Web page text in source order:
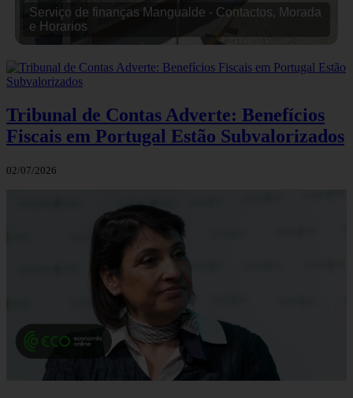
Serviço de finanças Mangualde - Contactos, Morada
e Horarios
Tribunal de Contas Adverte: Benefícios
Fiscais em Portugal Estão Subvalorizados
02/07/2026